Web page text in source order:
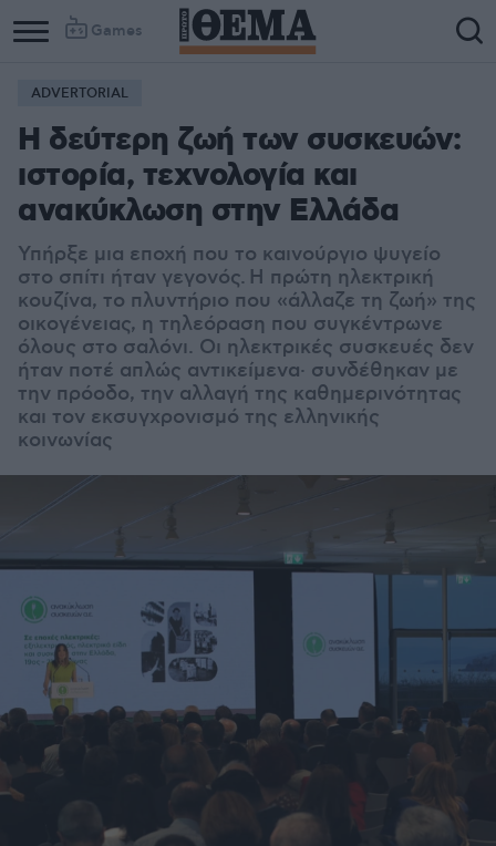
Games
ADVERTORIAL
Η δεύτερη ζωή των συσκευών:
ιστορία, τεχνολογία και
ανακύκλωση στην Ελλάδα
Υπήρξε μια εποχή που το καινούργιο ψυγείο
στο σπίτι ήταν γεγονός. Η πρώτη ηλεκτρική
κουζίνα, το πλυντήριο που «άλλαζε τη ζωή» της
οικογένειας, η τηλεόραση που συγκέντρωνε
όλους στο σαλόνι. Οι ηλεκτρικές συσκευές δεν
ήταν ποτέ απλώς αντικείμενα· συνδέθηκαν με
την πρόοδο, την αλλαγή της καθημερινότητας
και τον εκσυγχρονισμό της ελληνικής
κοινωνίας